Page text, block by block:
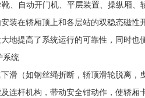
自动开门机、平层装置、操纵厢、
在轿厢顶上和各层站的双稳态磁性
地提高了系统运行的可靠性，同时也
系统
（如钢丝绳折断，轿顶滑轮脱离，
连杆机构，带动安全钳动作，使轿厢